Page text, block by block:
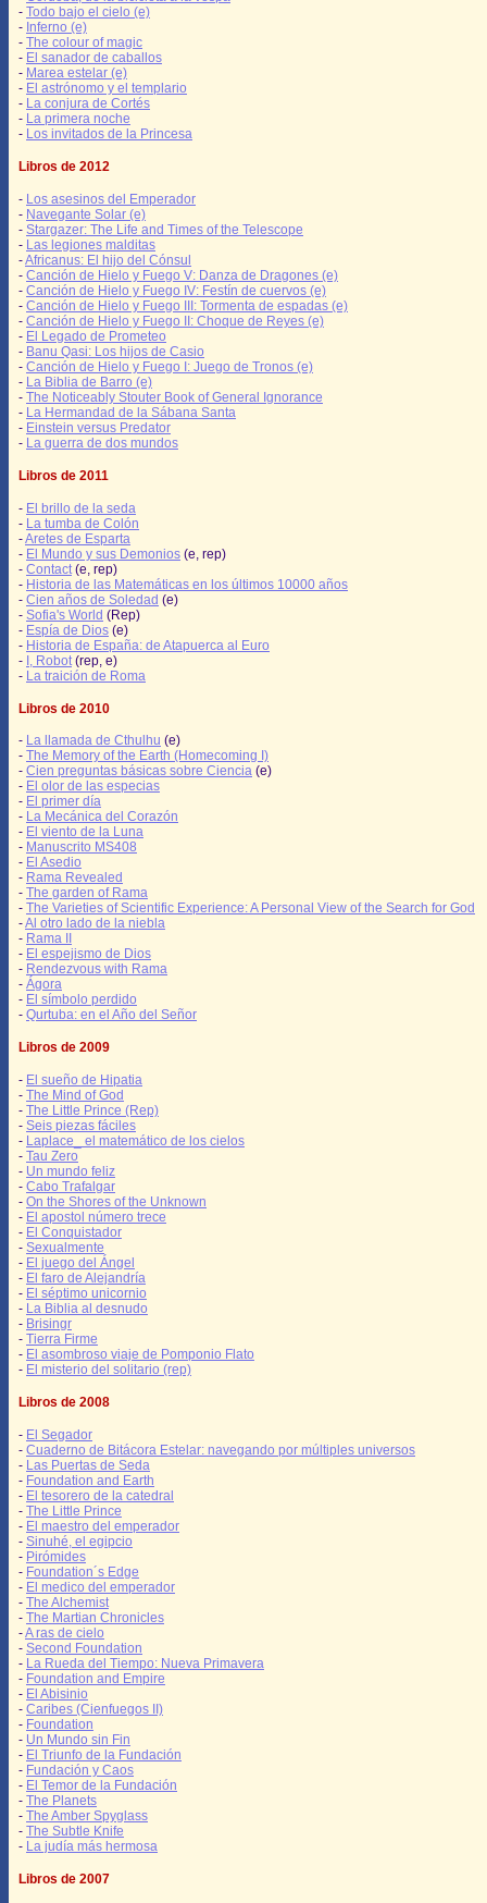
- Todo bajo el cielo (e)
- Inferno (e)
- The colour of magic
- El sanador de caballos
- Marea estelar (e)
- El astrónomo y el templario
- La conjura de Cortés
- La primera noche
- Los invitados de la Princesa
Libros de 2012
- Los asesinos del Emperador
- Navegante Solar (e)
- Stargazer: The Life and Times of the Telescope
- Las legiones malditas
-Africanus: El hijo del Cónsul
- Canción de Hielo y Fuego V: Danza de Dragones (e)
- Canción de Hielo y Fuego IV: Festín de cuervos (e)
- Canción de Hielo y Fuego III: Tormenta de espadas (e)
- Canción de Hielo y Fuego II: Choque de Reyes (e)
- El Legado de Prometeo
- Banu Qasi: Los hijos de Casio
- Canción de Hielo y Fuego I: Juego de Tronos (e)
- La Biblia de Barro (e)
- The Noticeably Stouter Book of General Ignorance
- La Hermandad de la Sábana Santa
- Einstein versus Predator
- La guerra de dos mundos
Libros de 2011
- El brillo de la seda
- La tumba de Colón
-Aretes de Esparta
- El Mundo y sus Demonios (e, rep)
- Contact (e, rep)
- Historia de las Matemáticas en los últimos 10000 años
- Cien años de Soledad (e)
- Sofia's World (Rep)
- Espía de Dios (e)
- Historia de España: de Atapuerca al Euro
- I, Robot (rep, e)
- La traición de Roma
Libros de 2010
- La llamada de Cthulhu (e)
- The Memory of the Earth (Homecoming I)
- Cien preguntas básicas sobre Ciencia (e)
- El olor de las especias
- El primer día
- La Mecánica del Corazón
- El viento de la Luna
- Manuscrito MS408
- El Asedio
- Rama Revealed
- The garden of Rama
- The Varieties of Scientific Experience: A Personal View of the Search for God
-Al otro lado de la niebla
- Rama II
- El espejismo de Dios
- Rendezvous with Rama
- Ágora
- El símbolo perdido
- Qurtuba: en el Año del Señor
Libros de 2009
- El sueño de Hipatia
- The Mind of God
- The Little Prince (Rep)
- Seis piezas fáciles
- Laplace_ el matemático de los cielos
- Tau Zero
- Un mundo feliz
- Cabo Trafalgar
- On the Shores of the Unknown
- El apostol número trece
- El Conquistador
- Sexualmente
- El juego del Ángel
- El faro de Alejandría
- El séptimo unicornio
- La Biblia al desnudo
- Brisingr
- Tierra Firme
- El asombroso viaje de Pomponio Flato
- El misterio del solitario (rep)
Libros de 2008
- El Segador
- Cuaderno de Bitácora Estelar: navegando por múltiples universos
- Las Puertas de Seda
- Foundation and Earth
- El tesorero de la catedral
- The Little Prince
- El maestro del emperador
- Sinuhé, el egipcio
- Pirómides
- Foundation´s Edge
- El medico del emperador
- The Alchemist
- The Martian Chronicles
-A ras de cielo
- Second Foundation
- La Rueda del Tiempo: Nueva Primavera
- Foundation and Empire
- El Abisinio
- Caribes (Cienfuegos II)
- Foundation
- Un Mundo sin Fin
- El Triunfo de la Fundación
- Fundación y Caos
- El Temor de la Fundación
- The Planets
- The Amber Spyglass
- The Subtle Knife
- La judía más hermosa
Libros de 2007